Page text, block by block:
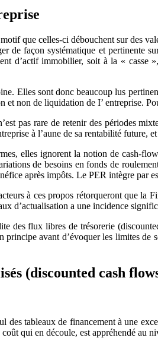
que celles-ci débouchent sur des
de façon systématique et pertinente
d’actif immobilier, soit à la «
Elles sont donc beaucoup lus
non de liquidation de I’ entreprise.
pas rare de retenir des périodes
à l’aune de sa rentabilité future, et
elles ignorent la notion de cash-
de besoins en fonds de
après impôts. Le PER intègre par
à ces propos rétorqueront que la
d’actualisation a une incidence
des flux libres de trésorerie
avant d’évoquer les limites
(discounted cash
tableaux de financement à une
qui en découle, est appréhendé au